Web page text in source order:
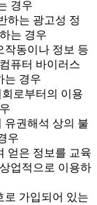
경우
하는 광고성 정
는 경우
작동이나 정보 등
퓨터 바이러스
는 경우
로부터의 이용
유권해석 상의 불
우
얻은 정보를 교육
업적으로 이용하
로 가입되어 있는